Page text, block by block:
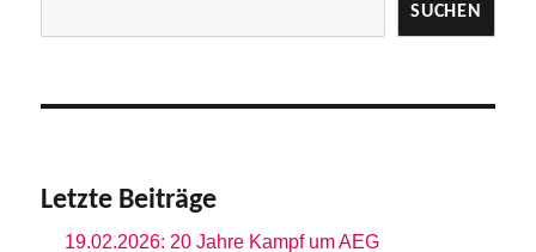
SUCHEN
Letzte Beiträge
19.02.2026: 20 Jahre Kampf um AEG